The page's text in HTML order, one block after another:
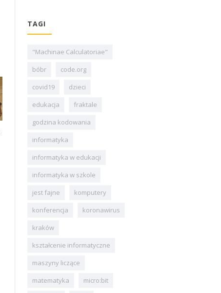
TAGI
"Machinae Calculatoriae"
bóbr
code.org
covid19
dzieci
edukacja
fraktale
godzina kodowania
informatyka
informatyka w edukacji
informatyka w szkole
jest fajne
komputery
konferencja
koronawirus
kraków
kształcenie informatyczne
maszyny liczące
matematyka
micro:bit